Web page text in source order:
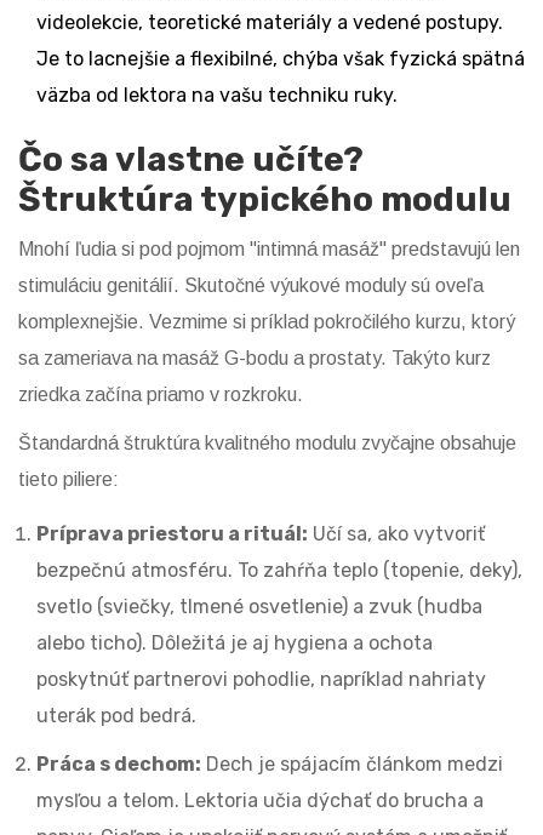
videolekcie, teoretické materiály a vedené postupy.
Je to lacnejšie a flexibilné, chýba však fyzická spätná
väzba od lektora na vašu techniku ruky.
Čo sa vlastne učíte?
Štruktúra typického modulu
Mnohí ľudia si pod pojmom "intimná masáž" predstavujú len
stimuláciu genitálií. Skutočné výukové moduly sú oveľa
komplexnejšie. Vezmime si príklad pokročilého kurzu, ktorý
sa zameriava na masáž G-bodu a prostaty. Takýto kurz
zriedka začína priamo v rozkroku.
Štandardná štruktúra kvalitného modulu zvyčajne obsahuje
tieto pilierе:
Príprava priestoru a rituál: Učí sa, ako vytvoriť
bezpečnú atmosféru. To zahŕňa teplo (topenie, deky),
svetlo (sviečky, tlmené osvetlenie) a zvuk (hudba
alebo ticho). Dôležitá je aj hygiena a ochota
poskytnúť partnerovi pohodlie, napríklad nahriaty
uterák pod bedrá.
Práca s dechom: Dech je spájacím článkom medzi
mysľou a telom. Lektoria učia dýchať do brucha a